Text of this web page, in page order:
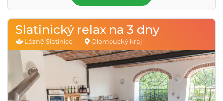
Slatinický relax na 3 dny
Lázně Slatinice Olomoucký kraj